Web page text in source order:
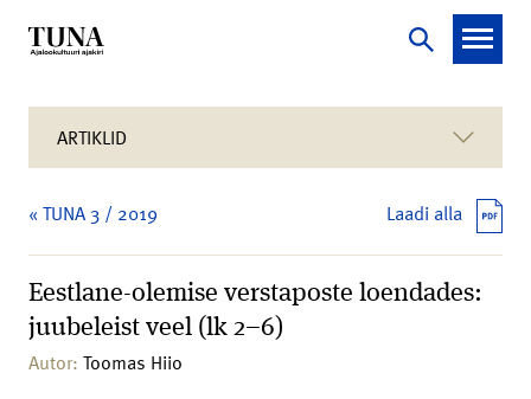
ARTIKLID
« TUNA 3 / 2019 Laadi alla
Eestlane-olemise verstaposte loendades:
juubeleist veel (lk 2–6)
Autor: Toomas Hiio